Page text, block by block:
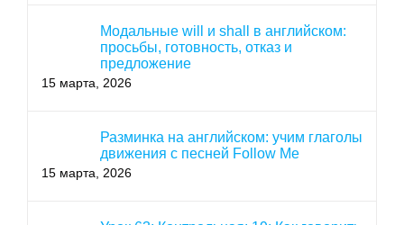
Модальные will и shall в английском:
просьбы, готовность, отказ и
предложение
15 марта, 2026
Разминка на английском: учим глаголы
движения с песней Follow Me
15 марта, 2026